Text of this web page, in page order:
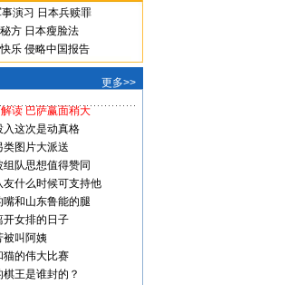
演习 日本兵赎罪
方 日本瘦脸法
乐 侵略中国报告
更多>>
读 巴萨赢面稍大
入这次是动真格
类图片大派送
组队思想值得赞同
友什么时候可支持他
嘴和山东鲁能的腿
开女排的日子
被叫阿姨
猫的伟大比赛
棋王是谁封的？